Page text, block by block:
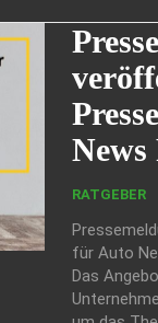
News
RATGEBER
für Auto
Das